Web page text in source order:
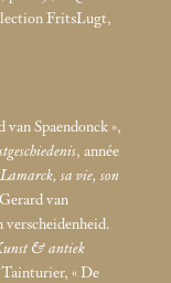
FritsLugt,
van Spaendonck»,
, année
Lamarck, sa vie, son
van
verscheidenheid.
& antiek
«De